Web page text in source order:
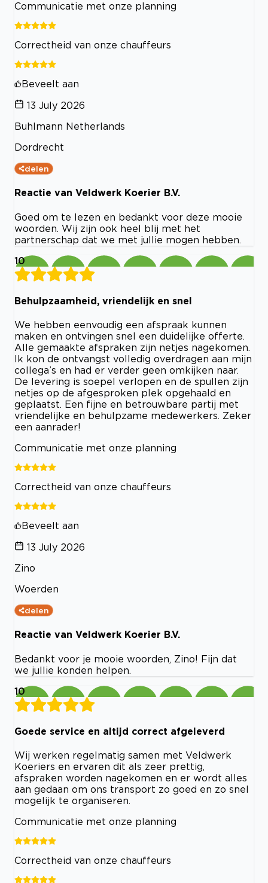
Communicatie met onze planning
Correctheid van onze chauffeurs
Beveelt aan
13 July 2026
Buhlmann Netherlands
Dordrecht
delen
Reactie van Veldwerk Koerier B.V.
Goed om te lezen en bedankt voor deze mooie
woorden. Wij zijn ook heel blij met het
partnerschap dat we met jullie mogen hebben.
10
Behulpzaamheid, vriendelijk en snel
We hebben eenvoudig een afspraak kunnen
maken en ontvingen snel een duidelijke offerte.
Alle gemaakte afspraken zijn netjes nagekomen.
Ik kon de ontvangst volledig overdragen aan mijn
collega’s en had er verder geen omkijken naar.
De levering is soepel verlopen en de spullen zijn
netjes op de afgesproken plek opgehaald en
geplaatst. Een fijne en betrouwbare partij met
vriendelijke en behulpzame medewerkers. Zeker
een aanrader!
Communicatie met onze planning
Correctheid van onze chauffeurs
Beveelt aan
13 July 2026
Zino
Woerden
delen
Reactie van Veldwerk Koerier B.V.
Bedankt voor je mooie woorden, Zino! Fijn dat
we jullie konden helpen.
10
Goede service en altijd correct afgeleverd
Wij werken regelmatig samen met Veldwerk
Koeriers en ervaren dit als zeer prettig,
afspraken worden nagekomen en er wordt alles
aan gedaan om ons transport zo goed en zo snel
mogelijk te organiseren.
Communicatie met onze planning
Correctheid van onze chauffeurs